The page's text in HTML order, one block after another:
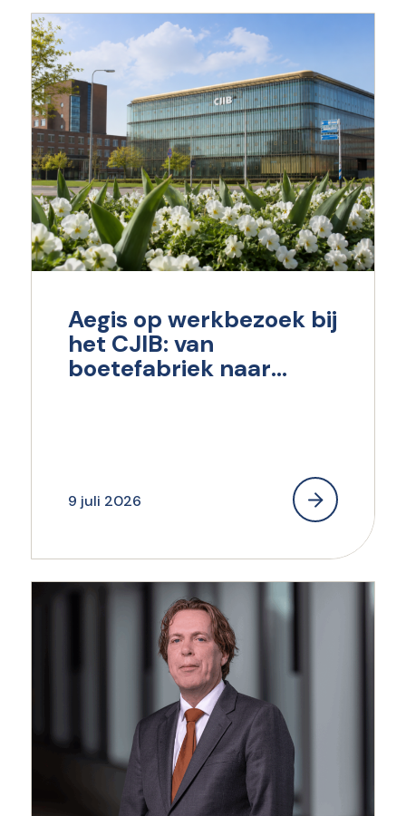
Aegis op werkbezoek bij
het CJIB: van
boetefabriek naar
9 juli 2026